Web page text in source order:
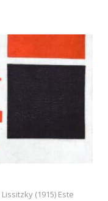
(1915) Este